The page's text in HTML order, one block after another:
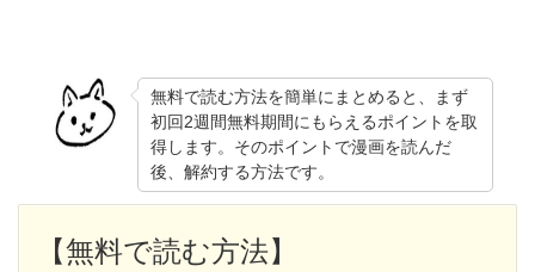
無料で読む方法を簡単にまとめると、まず
初回2週間無料期間にもらえるポイントを取
得します。そのポイントで漫画を読んだ
後、解約する方法です。
【無料で読む方法】